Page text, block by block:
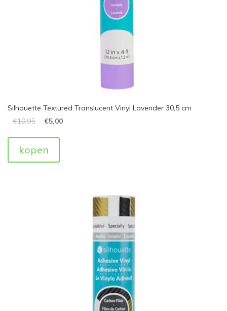
Silhouette Textured Translucent Vinyl Lavender 30,5 cm
€10,95 €5,00
kopen